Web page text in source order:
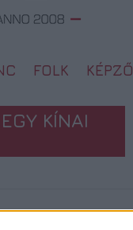
FOLK KÉPZŐ
KÍNAI